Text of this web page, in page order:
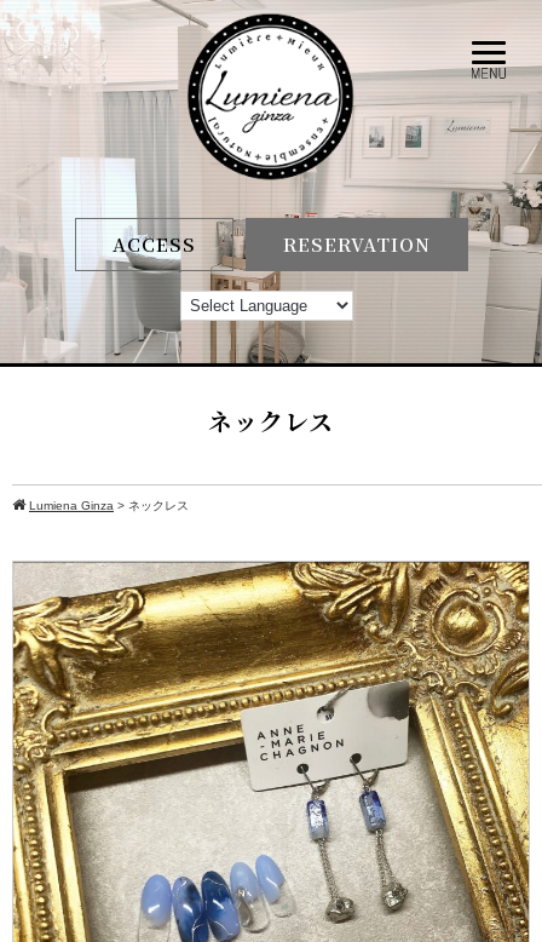
ACCESS RESERVATION
ネックレス
Lumiena Ginza > ネックレス